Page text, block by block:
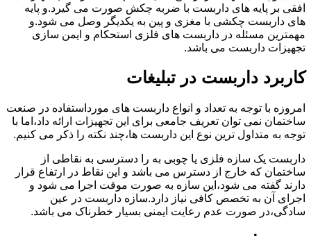
افقی بر پایه های داربست با ضربه چکش صورت می گیرد.و پایه
های داربست چکشی با مغزی و پین به یکدیگر وصل می شود.و
مهمترین مسئله در داربست های فلزی استحکام و ایمن سازی
تجهیزات داربست می باشد.
کاربرد داربست در تبلیغات
امروزه با توجه به تعداد و انواع داربست های مورداستفاده در صنعت
ساختمان نمی توان تعریف جامعی برای این تجهیزات ارائه داد،اما با
توجه به متداول ترین نوع این داربست ها،چند نکته را ذکر می کنیم.
داربست یک سازه فلزی یا چوبی به را دسترسی به نقاطی از
ساختمان که خارج از دسترس می باشد و این نقاط در ارتفاع قرار
دارند گفته می شود،این سازه به صورت موقت اجرا می شود و
اجرای آن به تخصص کافی نیاز دارد.سازه داربست در عین
سادگی،در صورت عدم رعایت ایمنی بسیار خطرناک می باشد.